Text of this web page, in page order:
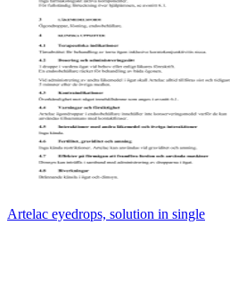
Artelac eyedrops, solution in single